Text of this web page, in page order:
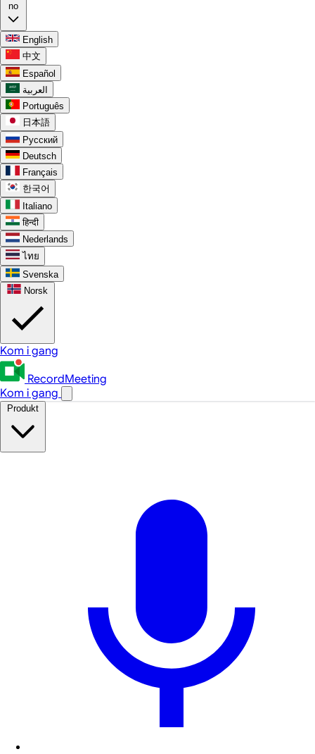
no
English
中文
Español
العربية
Português
日本語
Русский
Deutsch
Français
한국어
Italiano
हिन्दी
Nederlands
ไทย
Svenska
Norsk
Kom i gang
RecordMeeting
Kom i gang